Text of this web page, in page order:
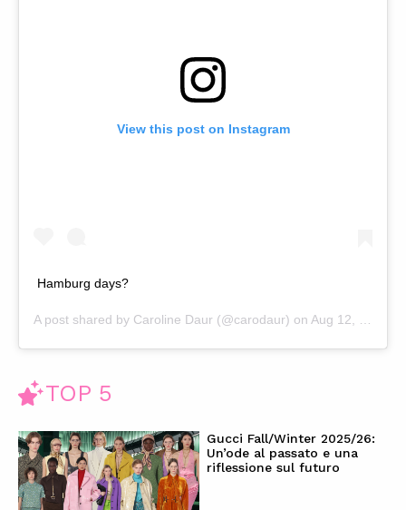
View this post on Instagram
Hamburg days?
A post shared by Caroline Daur (@carodaur) on Aug 12, 2019 at 10:23am PDT
TOP 5
Gucci Fall/Winter 2025/26:
Un’ode al passato e una
riflessione sul futuro